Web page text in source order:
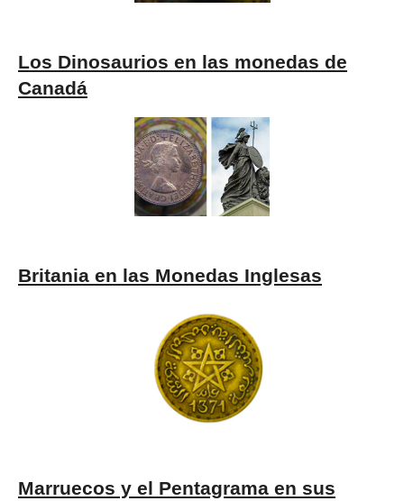
Los Dinosaurios en las monedas de
Canadá
Britania en las Monedas Inglesas
Marruecos y el Pentagrama en sus